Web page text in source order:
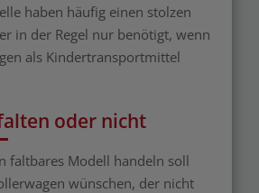
haben häufig einen stolzen
in der Regel nur benötigt, wenn
als Kindertransportmittel
oder nicht
faltbares Modell handeln soll
wünschen, der nicht